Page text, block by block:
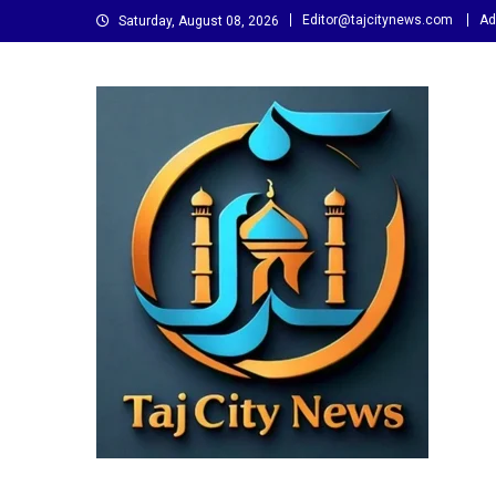
to
Saturday, August 08, 2026 Editor@tajcitynews.com